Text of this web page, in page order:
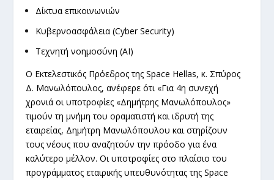
Δίκτυα επικοινωνιών
Κυβερνοασφάλεια (Cyber Security)
Τεχνητή νοημοσύνη (AI)
O Εκτελεστικός Πρόεδρος της Space Hellas, κ. Σπύρος
Δ. Μανωλόπουλος, ανέφερε ότι «Για 4η συνεχή
χρονιά οι υποτροφίες «Δημήτρης Μανωλόπουλος»
τιμούν τη μνήμη του οραματιστή και ιδρυτή της
εταιρείας, Δημήτρη Μανωλόπουλου και στηρίζουν
τους νέους που αναζητούν την πρόοδο για ένα
καλύτερο μέλλον. Οι υποτροφίες στο πλαίσιο του
προγράμματος εταιρικής υπευθυνότητας της Space